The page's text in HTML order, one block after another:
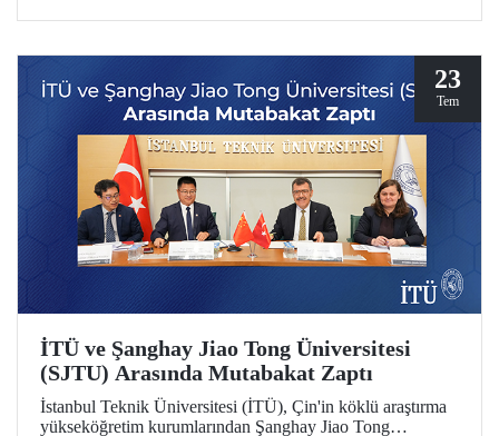
23
Tem
İTÜ ve Şanghay Jiao Tong Üniversitesi
(SJTU) Arasında Mutabakat Zaptı
İstanbul Teknik Üniversitesi (İTÜ), Çin'in köklü araştırma
yükseköğretim kurumlarından Şanghay Jiao Tong